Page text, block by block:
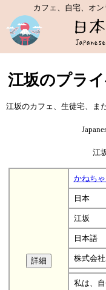
カフェ、自宅、オ
江坂のプラ
江坂のカフェ、生徒宅、ま
江
かねち
日本
江坂
日本語
株式会
私は、